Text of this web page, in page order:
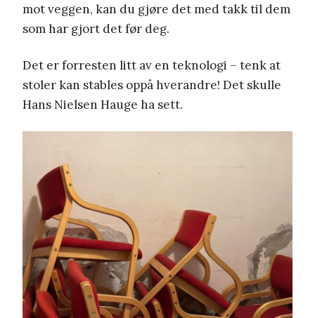
mot veggen, kan du gjøre det med takk til dem
som har gjort det før deg.
Det er forresten litt av en teknologi – tenk at
stoler kan stables oppå hverandre! Det skulle
Hans Nielsen Hauge ha sett.